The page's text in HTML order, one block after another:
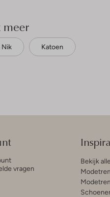
meer
Nik Katoen
vragen
Bekijk